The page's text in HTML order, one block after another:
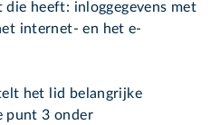
die heeft: inloggegevens met
internet- en het e-
het lid belangrijke
punt 3 onder